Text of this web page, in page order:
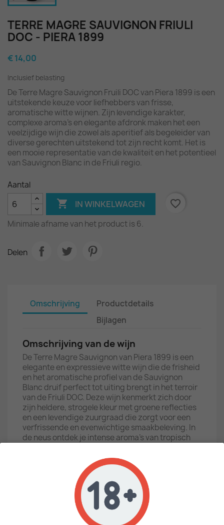
TERRE MAGRE SAUVIGNON FRIULI
DOC - PIERA 1899
€ 14,00
Inclusief belasting
De Terre Magre Sauvignon Fruili DOC van Piera 1899 is een
uitstekende keuze voor liefhebbers van frisse,
aromatische witte wijnen. Zijn levendige karakter,
complexe aroma's en elegante afdronk maken het een
veelzijdige wijn die zowel als aperitief als begeleider van
diverse gerechten uitstekend tot zijn recht komt. Het is
een mooie representatie van de kwaliteit en het potentieel
van Sauvignon Blanc in de Friuli regio.
Aantal
 IN WINKELWAGEN favorite_border
Minimale afname van het product is 6.
Delen
Omschrijving
Productdetails
Bijlagen
Omschrijving van de wijn
De Terre Magre Sauvignon van Piera 1899 is een
elegante en expressieve witte wijn die de frisheid
en het aromatische profiel van de Sauvignon
Blanc druif perfect tot uiting brengt in het terroir
van de Friuli DOC. Deze wijn kenmerkt zich door
zijn heldere, strogele kleur met groene reflecties
en een levendige zuurgraad die zorgt voor een
verfrissende en evenwichtige smaakbeleving. In
de neus ontdek je intense aroma's van tropisch
gecombineerd met kruidige hints van salie en
buxus, en een subtiele minerale toets die typisch
is voor de regio. De smaak is droog, fris en
persistent, met een aangename complexiteit en
een lange, zuivere afdronk.
Omschrijving van het wijnhuis